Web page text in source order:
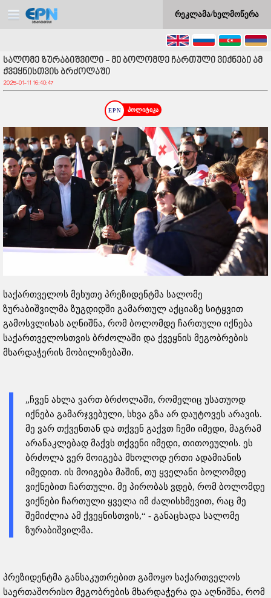
რეკლამა/ხელმოწერა
სალომე ზურაბიშვილი - მე ბოლომდე ჩართული ვიქნები ამ
ქვეყნისთვის ბრძოლაში
2025-01-11 16:40:47
პოლიტიკა
საქართველოს მეხუთე პრეზიდენტმა სალომე
ზურაბიშვილმა ზუგდიდში გამართულ აქციაზე სიტყვით
გამოსვლისას აღნიშნა, რომ ბოლომდე ჩართული იქნება
საქართველოსთვის ბრძოლაში და ქვეყნის მეგობრების
მხარდაჭერის მობილიზებაში.
„ჩვენ ახლა ვართ ბრძოლაში, რომელიც უსათუოდ
იქნება გამარჯვებული, სხვა გზა არ დაუტოვეს არავის.
მე ვარ თქვენთან და თქვენ გაქვთ ჩემი იმედი, მაგრამ
არანაკლებად მაქვს თქვენი იმედი, თითოეულის. ეს
ბრძოლა ვერ მოიგება მხოლოდ ერთი ადამიანის
იმედით. ის მოიგება მაშინ, თუ ყველანი ბოლომდე
ვიქნებით ჩართული. მე პირობას ვდებ, რომ ბოლომდე
ვიქნები ჩართული ყველა იმ ძალისხმევით, რაც მე
შემიძლია ამ ქვეყნისთვის,“ - განაცხადა სალომე
ზურაბიშვილმა.
პრეზიდენტმა განსაკუთრებით გამოყო საქართველოს
საერთაშორისო მეგობრების მხარდაჭერა და აღნიშნა, რომ